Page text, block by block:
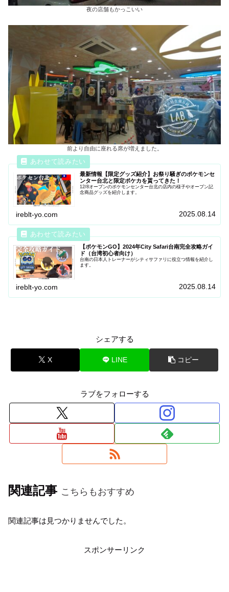
夜の店舗もかっこいい
前より自由に座れる席が増えました。
最新情報【限定グッズ紹介】お祭り騒ぎのポケモンセ
ンター台北と限定ポケカを貰ってきた！
12/8オープンのポケモンセンター台北の店内の様子やオープン記
念商品グッズを紹介します。
ireblt-yo.com 2025.08.14
【ポケモンGO】2024年City Safari台南完全攻略ガイ
ド（台湾初心者向け）
台南の日本人トレーナーがシティサファリに役立つ情報を紹介し
ます。
ireblt-yo.com 2025.08.14
シェアする
X LINE コピー
ラブをフォローする
関連記事 こちらもおすすめ
関連記事は見つかりませんでした。
スポンサーリンク